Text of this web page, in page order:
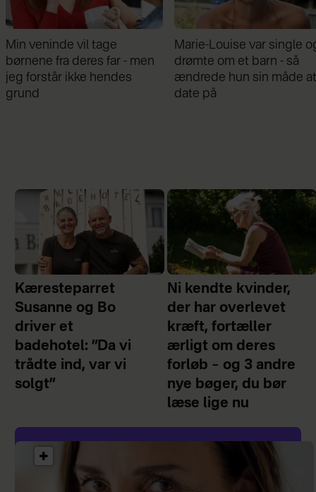
Marie-Louise var single og
drømte om et barn - så
ændrede hun sin måde at
date på
Mathilde Gøhler fortæller
om bruddet med Remee:
Var gået fra hinanden før
graviditeten
Kæresteparret
Susanne og Bo
driver et
badehotel: ”Da vi
trådte ind, var vi
solgt”
Ni kendte kvinder,
der har overlevet
kræft, fortæller
ærligt om deres
forløb – og 3 andre
nye bøger, du bør
læse lige nu